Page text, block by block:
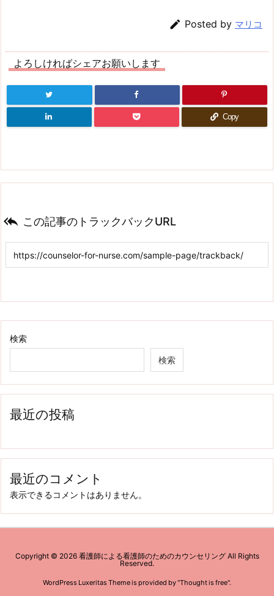
 Posted by マリコ
よろしければシェアお願いします
Copy
 この記事のトラックバックURL
検索
検索
最近の投稿
最近のコメント
表示できるコメントはありません。
Copyright © 2026 看護師による看護師のためのカウンセリングAll Rights
Reserved.
WordPress Luxeritas Theme is provided by "Thought is free".